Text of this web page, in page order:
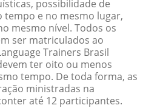
possibilidade de
tempo e no mesmo lugar,
mesmo nível. Todos os
ser matriculados ao
Trainers Brasil
ter oito ou menos
tempo. De toda forma, as
ministradas na
até 12 participantes.